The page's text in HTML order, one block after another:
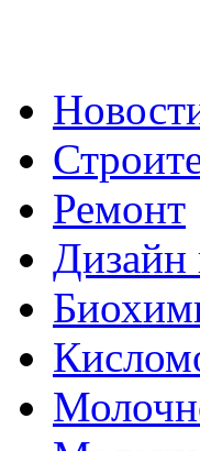
Ремонт
Дизайн